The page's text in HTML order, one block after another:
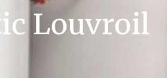
Louvroil